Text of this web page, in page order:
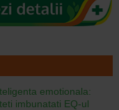
emotionala:
imbunatati EQ-ul